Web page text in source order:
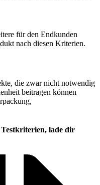
für den Endkunden
nach diesen Kriterien.
die zwar nicht notwendig
beitragen können
lade dir